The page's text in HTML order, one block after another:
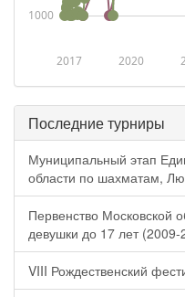
2017 2020
1000
Последние турниры
Муниципальный этап
области по шахматам,
Первенство Московской
девушки до 17 лет (2009-
VIII Рождественский